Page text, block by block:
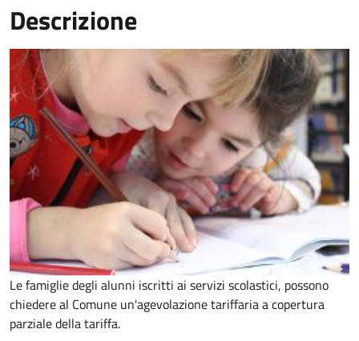
Descrizione
Le famiglie degli alunni iscritti ai servizi scolastici, possono
chiedere al Comune un'agevolazione tariffaria a copertura
parziale della tariffa.